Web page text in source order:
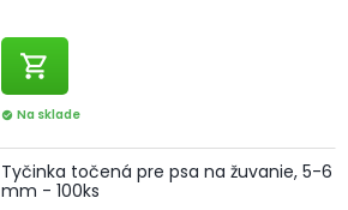
shopping_cart
check_circle Na sklade
Tyčinka točená pre psa na žuvanie, 5-6
mm - 100ks